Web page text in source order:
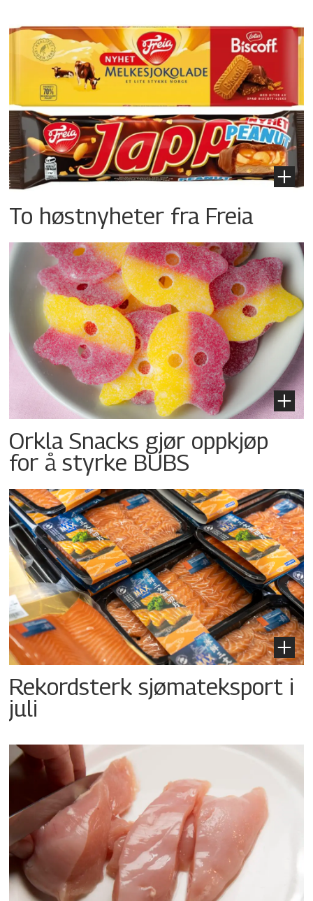
To høstnyheter fra Freia
Orkla Snacks gjør oppkjøp
for å styrke BUBS
Rekordsterk sjømateksport i
juli